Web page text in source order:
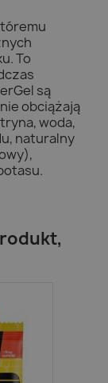
To
są
obciążają
woda,
naturalny